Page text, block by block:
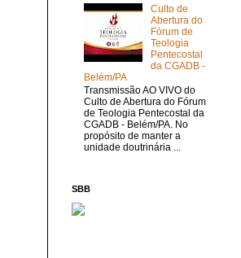
Culto de
Abertura do
Fórum de
Teologia
Pentecostal
da CGADB -
Belém/PA
Transmissão AO VIVO do
Culto de Abertura do Fórum
de Teologia Pentecostal da
CGADB - Belém/PA. No
propósito de manter a
unidade doutrinária ...
SBB